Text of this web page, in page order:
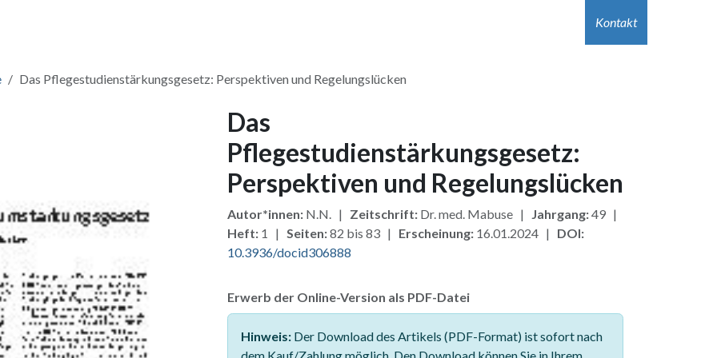
Kontakt
Das Pflegestudienstärkungsgesetz: Perspektiven und Regelungslücken
Das
Pflegestudienstärkungsgesetz:
Perspektiven und Regelungslücken
Autor*innen: N.N. | Zeitschrift: Dr. med. Mabuse | Jahrgang:49 |
Heft: 1 | Seiten:82 bis 83 | Erscheinung: 16.01.2024 | DOI:
10.3936/docid306888
Erwerb der Online-Version als PDF-Datei
Hinweis: Der Download des Artikels (PDF-Format) ist sofort nach